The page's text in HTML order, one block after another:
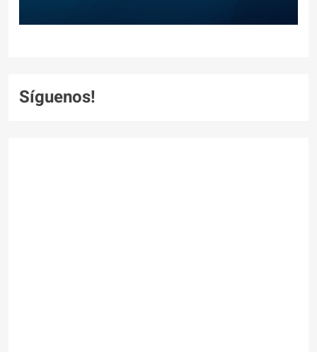
Síguenos!